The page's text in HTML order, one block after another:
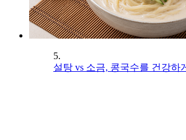
5.
설탕 vs 소금, 콩국수를 건강하